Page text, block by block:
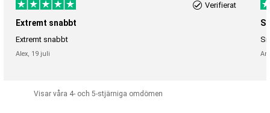
Verifierat
Extremt snabbt
Extremt snabbt
Alex, 19 juli
Visar våra 4- och 5-stjärniga omdömen